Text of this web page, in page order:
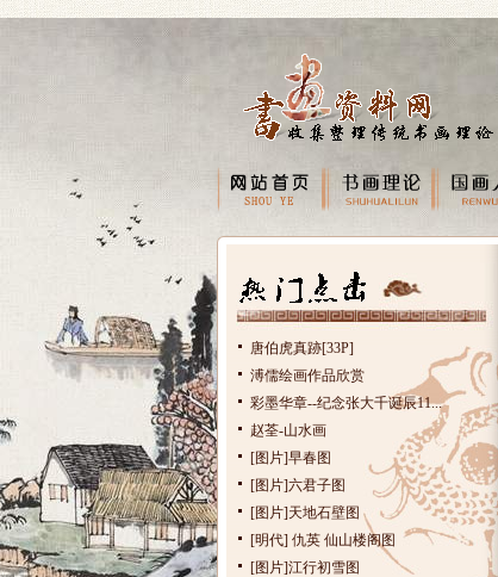
唐伯虎真跡[33P]
溥儒绘画作品欣赏
彩墨华章--纪念张大千诞辰11...
赵荃-山水画
[图片]早春图
[图片]六君子图
[图片]天地石壁图
[明代] 仇英 仙山楼阁图
[图片]江行初雪图